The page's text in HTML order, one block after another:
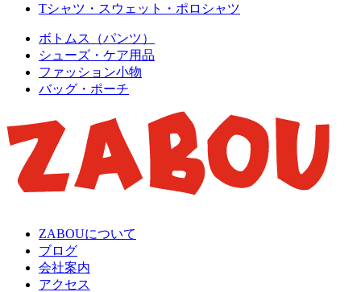
Tシャツ・スウェット・ポロシャツ
ボトムス（パンツ）
シューズ・ケア用品
ファッション小物
バッグ・ポーチ
ZABOUについて
ブログ
会社案内
アクセス